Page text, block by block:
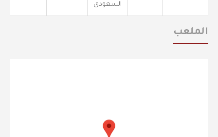
السعودي
الملعب